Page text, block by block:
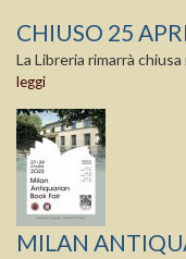
CHIUSO 25
La Libreria rimarrà
leggi
MILAN